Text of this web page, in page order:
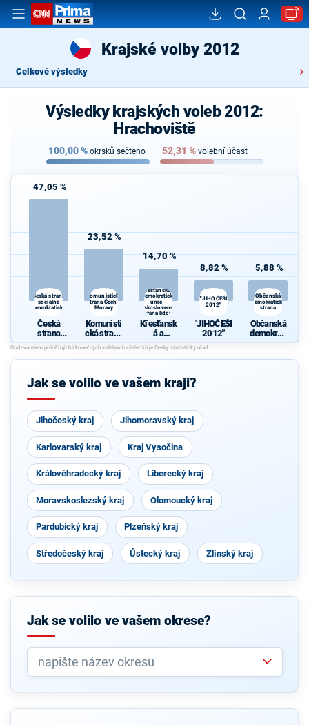
Krajské volby 2012
Celkové výsledky
Výsledky krajských voleb 2012:
Hrachoviště
100,00% okrsků sečteno 52,31 % volební účast
47,05 %
Česká strana
sociálně
demokratická
Česká
strana
sociálně
demokrati
cká
23,52 %
Komunistická
strana Čech a
Moravy
Komunisti
cká strana
Čech a
Moravy
14,70 %
Křesťanská a
demokratická
unie -
Československá
strana lidová
Křesťansk
á a
demokrati
cká unie -
Českoslov
strana
8,82 %
"JIHOČEŠI
2012"
"JIHOČEŠI
2012"
5,88 %
Občanská
demokratická
strana
Občanská
demokrati
cká strana
Jak se volilo ve vašem kraji?
Jihočeský kraj Jihomoravský kraj
Karlovarský kraj Kraj Vysočina
Královéhradecký kraj Liberecký kraj
Moravskoslezský kraj Olomoucký kraj
Pardubický kraj Plzeňský kraj
Středočeský kraj Ústecký kraj Zlínský kraj
Jak se volilo ve vašem okrese?